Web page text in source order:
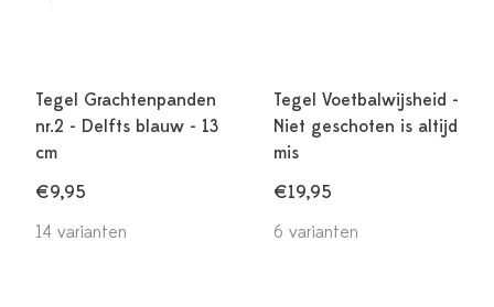
Tegel Grachtenpanden
nr.2 - Delfts blauw - 13
cm
€9,95
14 varianten
Tegel Voetbalwijsheid -
Niet geschoten is altijd
mis
€19,95
6 varianten